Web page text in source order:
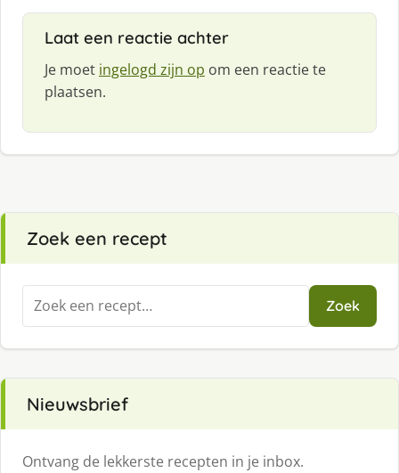
Laat een reactie achter
Je moet ingelogd zijn op om een reactie te
plaatsen.
Zoek een recept
Zoeken
naar:
Zoek
Nieuwsbrief
Ontvang de lekkerste recepten in je inbox.